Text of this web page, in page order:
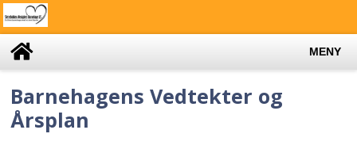
MENY
Barnehagens Vedtekter og
Årsplan